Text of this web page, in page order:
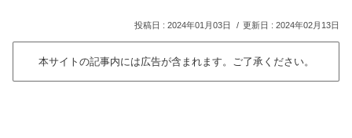
2024年01月03日 2024年02月13日
本サイトの記事内には広告が含まれます。ご了承ください。